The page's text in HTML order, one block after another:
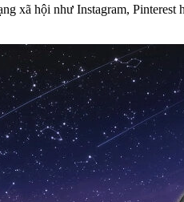
xã hội như Instagram,